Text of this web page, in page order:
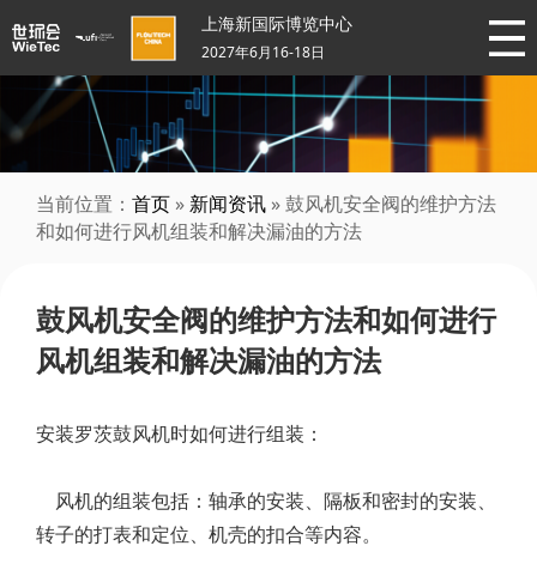
上海新国际博览中心
2027年6月16-18日
当前位置： 首页 » 新闻资讯 » 鼓风机安全阀的维护方法
和如何进行风机组装和解决漏油的方法
鼓风机安全阀的维护方法和如何进行
风机组装和解决漏油的方法
安装罗茨鼓风机时如何进行组装：
风机的组装包括：轴承的安装、隔板和密封的安装、
转子的打表和定位、机壳的扣合等内容。